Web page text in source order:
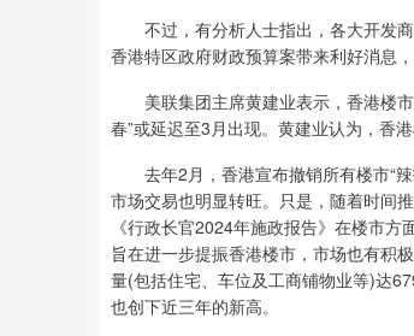
不过，有分析人士指出，各大开发商
香港特区政府财政预算案带来利好消息
美联集团主席黄建业表示，香港楼市
春”或延迟至3月出现。黄建业认为，香
去年2月，香港宣布撤销所有楼市“辣
市场交易也明显转旺。只是，随着时间
《行政长官2024年施政报告》在楼市
旨在进一步提振香港楼市，市场也有积
量(包括住宅、车位及工商铺物业等)达
也创下近三年的新高。